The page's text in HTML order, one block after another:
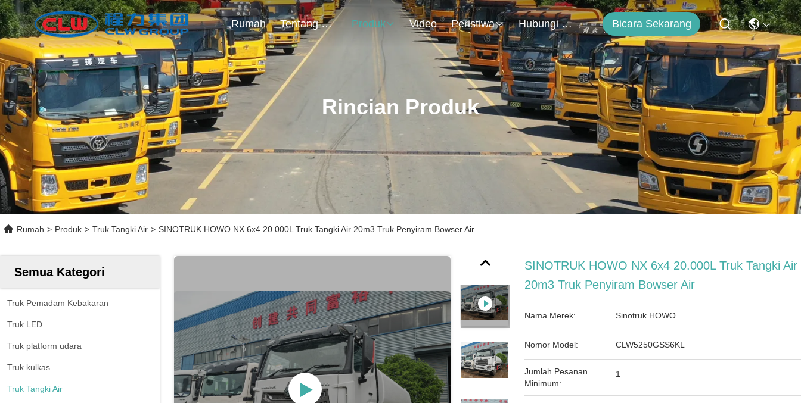
Rumah Tentang Kami Produk Video Peristiwa Hubungi Kami Bicara Sekarang
Rincian Produk
Rumah > Produk > Truk Tangki Air > SINOTRUK HOWO NX 6x4 20.000L Truk Tangki Air 20m3 Truk Penyiram Bowser Air
Semua Kategori
Truk Pemadam Kebakaran
Truk LED
Truk platform udara
Truk kulkas
Truk Tangki Air
SINOTRUK HOWO NX 6x4 20.000L Truk Tangki Air
20m3 Truk Penyiram Bowser Air
Nama Merek: Sinotruk HOWO
Nomor Model: CLW5250GSS6KL
Jumlah Pesanan
Minimum:
1